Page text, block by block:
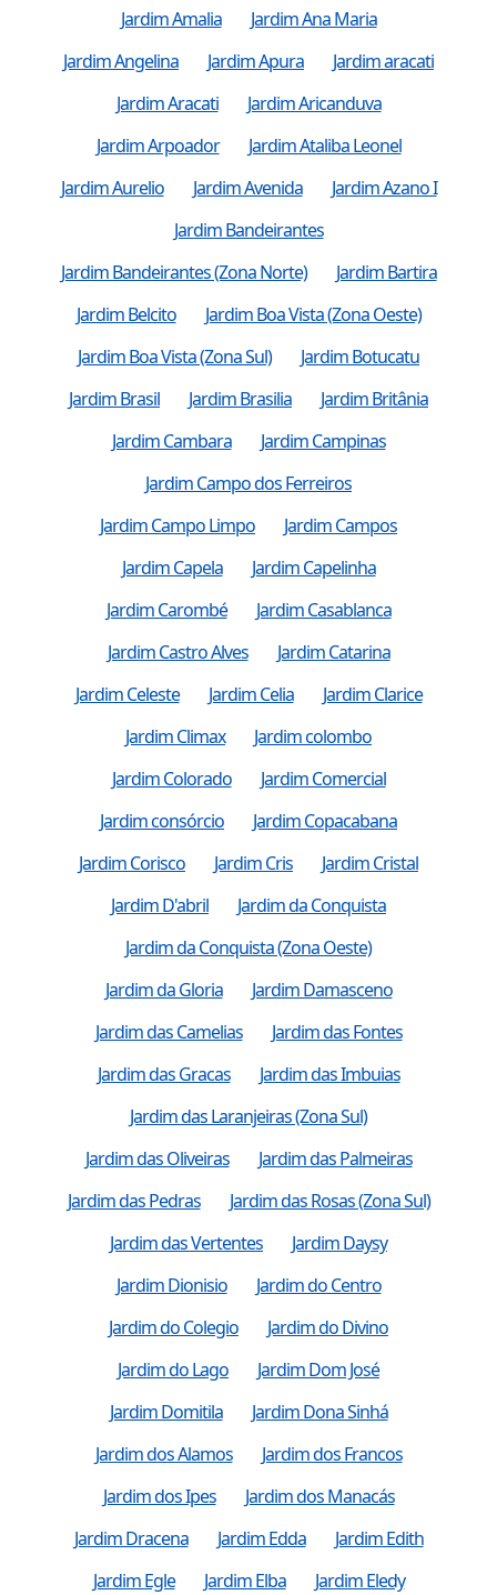
Jardim Amalia
Jardim Ana Maria
Jardim Angelina
Jardim Apura
Jardim aracati
Jardim Aracati
Jardim Aricanduva
Jardim Arpoador
Jardim Ataliba Leonel
Jardim Aurelio
Jardim Avenida
Jardim Azano I
Jardim Bandeirantes
Jardim Bandeirantes (Zona Norte)
Jardim Bartira
Jardim Belcito
Jardim Boa Vista (Zona Oeste)
Jardim Boa Vista (Zona Sul)
Jardim Botucatu
Jardim Brasil
Jardim Brasilia
Jardim Britânia
Jardim Cambara
Jardim Campinas
Jardim Campo dos Ferreiros
Jardim Campo Limpo
Jardim Campos
Jardim Capela
Jardim Capelinha
Jardim Carombé
Jardim Casablanca
Jardim Castro Alves
Jardim Catarina
Jardim Celeste
Jardim Celia
Jardim Clarice
Jardim Climax
Jardim colombo
Jardim Colorado
Jardim Comercial
Jardim consórcio
Jardim Copacabana
Jardim Corisco
Jardim Cris
Jardim Cristal
Jardim D'abril
Jardim da Conquista
Jardim da Conquista (Zona Oeste)
Jardim da Gloria
Jardim Damasceno
Jardim das Camelias
Jardim das Fontes
Jardim das Gracas
Jardim das Imbuias
Jardim das Laranjeiras (Zona Sul)
Jardim das Oliveiras
Jardim das Palmeiras
Jardim das Pedras
Jardim das Rosas (Zona Sul)
Jardim das Vertentes
Jardim Daysy
Jardim Dionisio
Jardim do Centro
Jardim do Colegio
Jardim do Divino
Jardim do Lago
Jardim Dom José
Jardim Domitila
Jardim Dona Sinhá
Jardim dos Alamos
Jardim dos Francos
Jardim dos Ipes
Jardim dos Manacás
Jardim Dracena
Jardim Edda
Jardim Edith
Jardim Egle
Jardim Elba
Jardim Eledy